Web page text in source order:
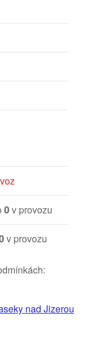
0v provozu
v provozu
nad Jizerou